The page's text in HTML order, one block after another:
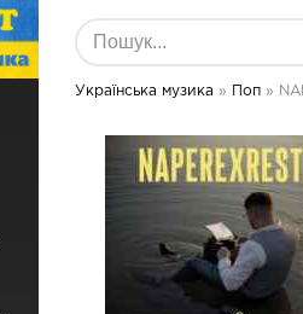
Українська музика » Поп »